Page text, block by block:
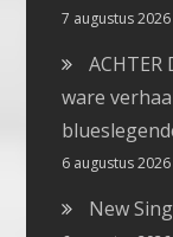
7 augustus 2026
ware
6 augustus 2026
New